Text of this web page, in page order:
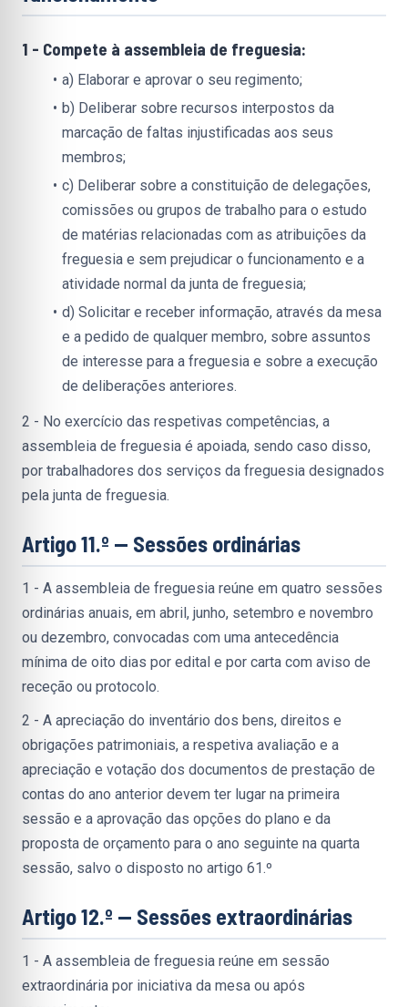
1 - Compete à assembleia de freguesia:
a) Elaborar e aprovar o seu regimento;
b) Deliberar sobre recursos interpostos da
marcação de faltas injustificadas aos seus
membros;
c) Deliberar sobre a constituição de delegações,
comissões ou grupos de trabalho para o estudo
de matérias relacionadas com as atribuições da
freguesia e sem prejudicar o funcionamento e a
atividade normal da junta de freguesia;
d) Solicitar e receber informação, através da mesa
e a pedido de qualquer membro, sobre assuntos
de interesse para a freguesia e sobre a execução
de deliberações anteriores.
2 - No exercício das respetivas competências, a
assembleia de freguesia é apoiada, sendo caso disso,
por trabalhadores dos serviços da freguesia designados
pela junta de freguesia.
Artigo 11.º — Sessões ordinárias
1 - A assembleia de freguesia reúne em quatro sessões
ordinárias anuais, em abril, junho, setembro e novembro
ou dezembro, convocadas com uma antecedência
mínima de oito dias por edital e por carta com aviso de
receção ou protocolo.
2 - A apreciação do inventário dos bens, direitos e
obrigações patrimoniais, a respetiva avaliação e a
apreciação e votação dos documentos de prestação de
contas do ano anterior devem ter lugar na primeira
sessão e a aprovação das opções do plano e da
proposta de orçamento para o ano seguinte na quarta
sessão, salvo o disposto no artigo 61.º
Artigo 12.º — Sessões extraordinárias
1 - A assembleia de freguesia reúne em sessão
extraordinária por iniciativa da mesa ou após